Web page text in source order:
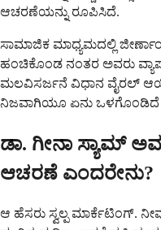
ಆಚರಣೆಯನ್ನು ರೂಪಿಸಿದೆ.
ಸಾಮಾಜಿಕ ಮಾಧ್ಯಮದಲ್ಲಿ
ಹಂಚಿಕೊಂಡ ನಂತರ ಅವರು
ಮಲವಿಸರ್ಜನೆ ವಿಧಾನ ವೈರಲ್
ನಿಜವಾಗಿಯೂ ಏನು ಒಳಗೊಂಡಿದೆ
ಡಾ. ಗೀನಾ ಸ್ಯಾಮ್
ಆಚರಣೆ ಎಂದರೇನು?
ಆ ಹೆಸರು ಸ್ವಲ್ಪ ಮಾರ್ಕೆಟಿಂಗ್.